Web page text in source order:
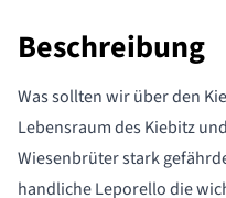
Beschreibung
Was sollten wir über den
Lebensraum des Kiebitz
Wiesenbrüter stark
handliche Leporello die